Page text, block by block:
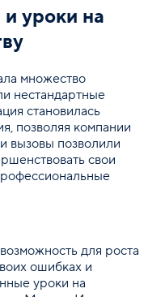
уроки на
множество
нестандартные
становилась
позволяя компании
вызовы позволили
свои
для роста
ошибках и
уроки на